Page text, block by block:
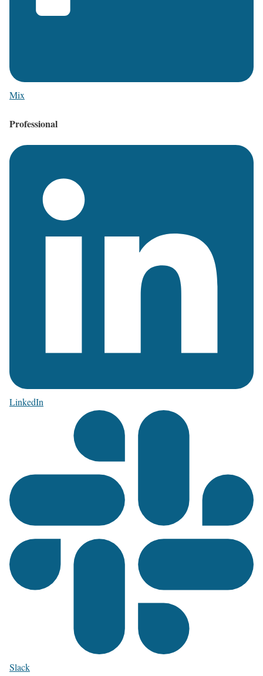
Mix
Professional
LinkedIn
Slack